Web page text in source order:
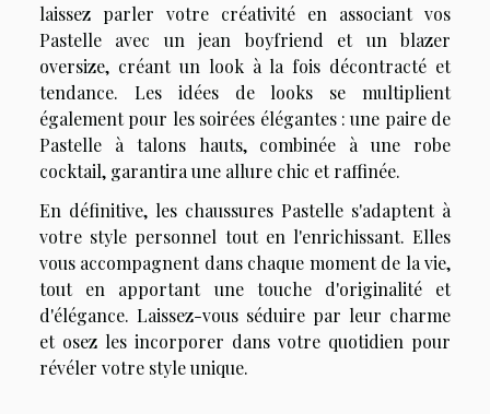
laissez parler votre créativité en associant vos
Pastelle avec un jean boyfriend et un blazer
oversize, créant un look à la fois décontracté et
tendance. Les idées de looks se multiplient
également pour les soirées élégantes : une paire de
Pastelle à talons hauts, combinée à une robe
cocktail, garantira une allure chic et raffinée.
En définitive, les chaussures Pastelle s'adaptent à
votre style personnel tout en l'enrichissant. Elles
vous accompagnent dans chaque moment de la vie,
tout en apportant une touche d'originalité et
d'élégance. Laissez-vous séduire par leur charme
et osez les incorporer dans votre quotidien pour
révéler votre style unique.